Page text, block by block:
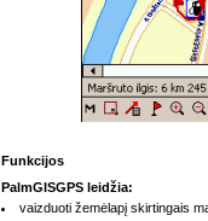
Funkcijos
PalmGISGPS leidžia:
vaizduoti žemėlapį skirtingais